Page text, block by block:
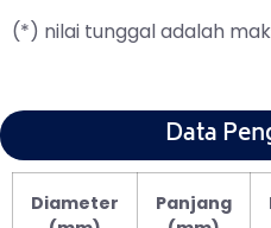
(*) nilai tunggal adalah
Data
Diameter
Panjang